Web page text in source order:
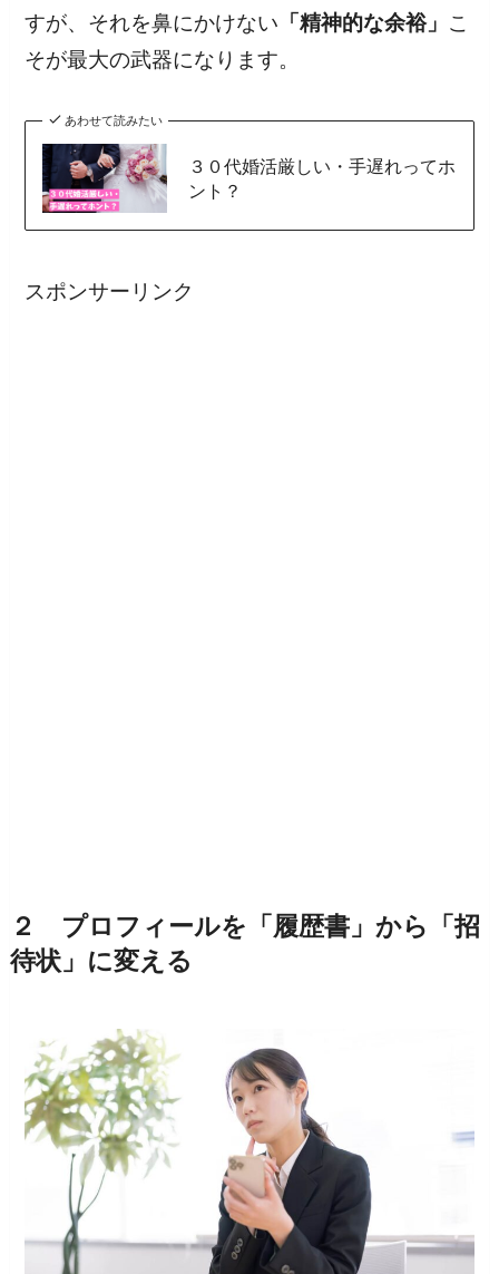
すが、それを鼻にかけない 「精神的な余裕」 こ
そが最大の武器になります。
あわせて読みたい
３０代婚活厳しい・手遅れってホ
ント？
スポンサーリンク
２ プロフィールを「履歴書」から「招
待状」に変える